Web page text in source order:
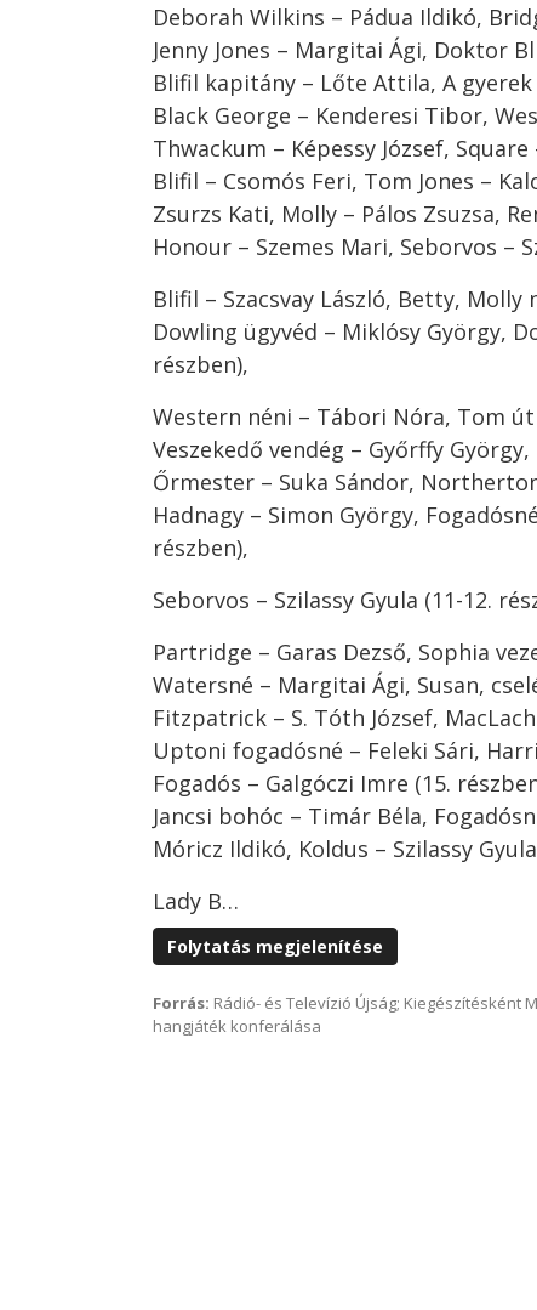
Deborah Wilkins – Pádua Ildikó,
Jenny Jones – Margitai Ági, Doktor
Blifil kapitány – Lőte Attila, A
Black George – Kenderesi Tibor,
Thwackum – Képessy József,
Blifil – Csomós Feri, Tom Jones –
Zsurzs Kati, Molly – Pálos Zsuzsa,
Honour – Szemes Mari, Seborvos –
Blifil – Szacsvay László, Betty, Molly
Dowling ügyvéd – Miklósy György,
részben),
Western néni – Tábori Nóra, Tom
Veszekedő vendég – Győrffy
Őrmester – Suka Sándor,
Hadnagy – Simon György,
részben),
Seborvos – Szilassy Gyula (11-12.
Partridge – Garas Dezső, Sophia
Watersné – Margitai Ági, Susan,
Fitzpatrick – S. Tóth József,
Uptoni fogadósné – Feleki Sári,
Fogadós – Galgóczi Imre (15.
Jancsi bohóc – Timár Béla,
Móricz Ildikó, Koldus – Szilassy
Lady B…
Folytatás megjelenítése
Forrás: Rádió- és Televízió Újság; Kiegészítésként
hangjáték konferálása